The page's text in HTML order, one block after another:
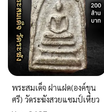
พระสมเด็จ ฝาแฝด(องค์ขุน
ศรี) วัดระฆังสวยแซมป์เหี่ยว